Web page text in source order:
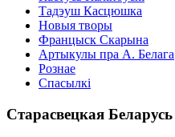
Тадэуш Касцюшка
Новыя творы
Францыск Скарына
Артыкулы пра А. Белага
Рознае
Спасылкі
Старасвецкая Беларусь